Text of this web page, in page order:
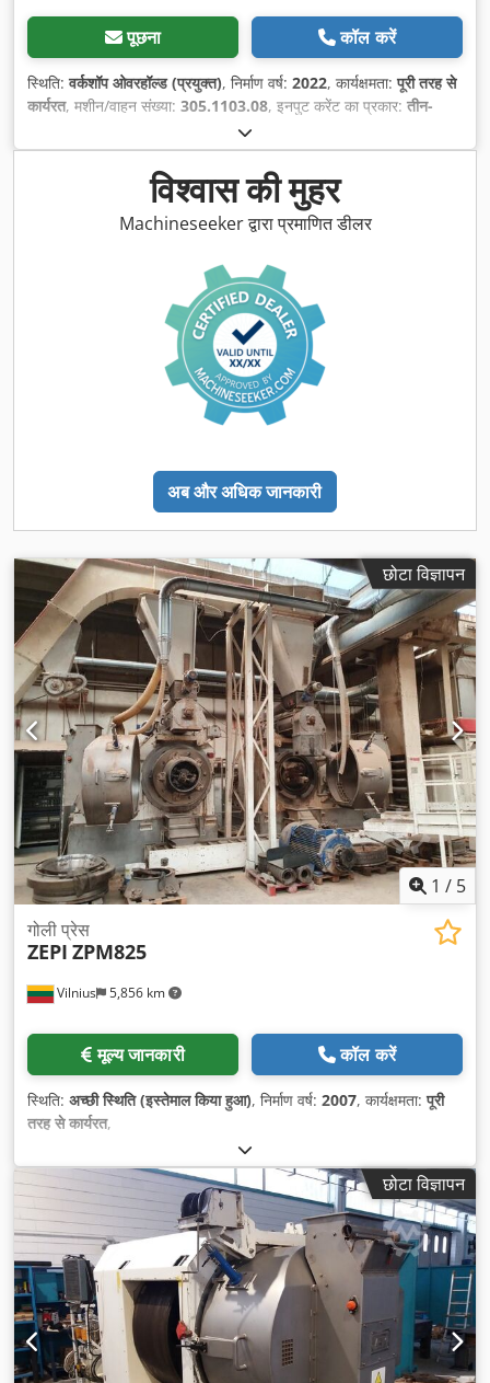
पूछना कॉल करें
स्थिति:वर्कशॉप ओवरहॉल्ड (प्रयुक्त), निर्माण वर्ष: 2022, कार्यक्षमता:पूरी तरह से
कार्यरत, मशीन/वाहन संख्या: 305.1103.08, इनपुट करेंट का प्रकार: तीन-
विश्वास की मुहर
Machineseeker द्वारा प्रमाणित डीलर
अब और अधिक जानकारी
छोटा विज्ञापन
1 / 5
Vilnius 5,856 km
गोली प्रेस
ZEPI ZPM825
मूल्य जानकारी कॉल करें
स्थिति: अच्छी स्थिति (इस्तेमाल किया हुआ), निर्माण वर्ष: 2007, कार्यक्षमता:पूरी
तरह से कार्यरत,
छोटा विज्ञापन